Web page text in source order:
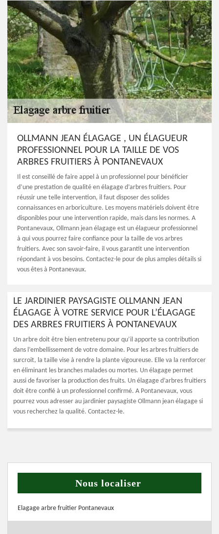
OLLMANN JEAN ÉLAGAGE , UN ÉLAGUEUR
PROFESSIONNEL POUR LA TAILLE DE VOS
ARBRES FRUITIERS À PONTANEVAUX
Il est conseillé de faire appel à un professionnel pour bénéficier
d’une prestation de qualité en élagage d’arbres fruitiers. Pour
réussir une telle intervention, il faut disposer des solides
connaissances en arboriculture. Les moyens matériels doivent être
disponibles pour une intervention rapide, mais dans les normes. A
Pontanevaux, Ollmann jean élagage est un élagueur professionnel
à qui vous pourrez faire confiance pour la taille de vos arbres
fruitiers. Avec son savoir-faire, il vous garantit une intervention
répondant à vos besoins. Contactez-le pour de plus amples détails si
vous êtes à Pontanevaux.
LE JARDINIER PAYSAGISTE OLLMANN JEAN
ÉLAGAGE À VOTRE SERVICE POUR L’ÉLAGAGE
DES ARBRES FRUITIERS À PONTANEVAUX
Un arbre doit être bien entretenu pour qu’il apporte sa contribution
dans l’embellissement de votre domaine. Pour les arbres fruitiers de
surcroit, la taille vise à rendre la plante vigoureuse. Elle va la renforcer
en éliminant les branches malades ou mortes. Un élagage permet
aussi de favoriser la production des fruits. Un élagage d’arbres fruitiers
doit être confié à un professionnel confirmé. A Pontanevaux, vous
pourrez vous adresser au jardinier paysagiste Ollmann jean élagage si
vous recherchez la qualité. Contactez-le.
Nous localiser
Elagage arbre fruitier Pontanevaux